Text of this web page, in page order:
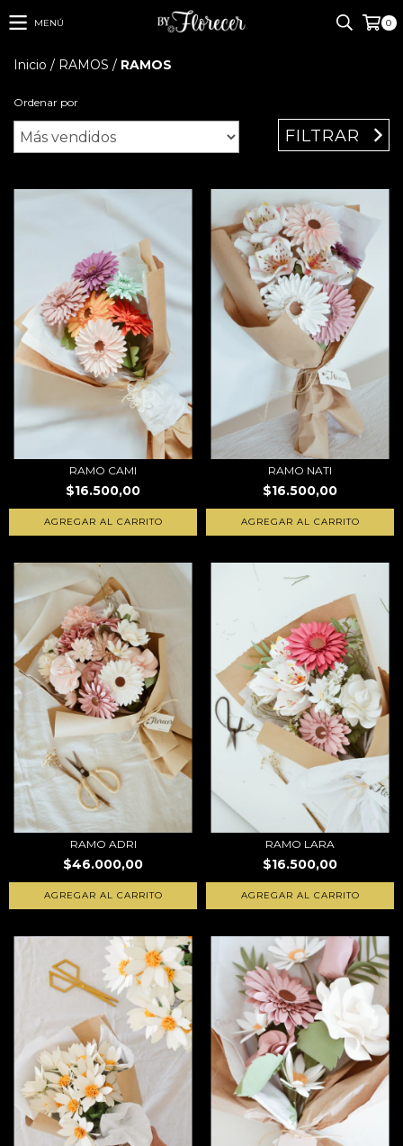
MENÚ 0
Inicio / RAMOS / RAMOS
Ordenar por
FILTRAR
RAMO CAMI
$16.500,00
AGREGAR AL CARRITO
RAMO NATI
$16.500,00
AGREGAR AL CARRITO
RAMO ADRI
$46.000,00
AGREGAR AL CARRITO
RAMO LARA
$16.500,00
AGREGAR AL CARRITO